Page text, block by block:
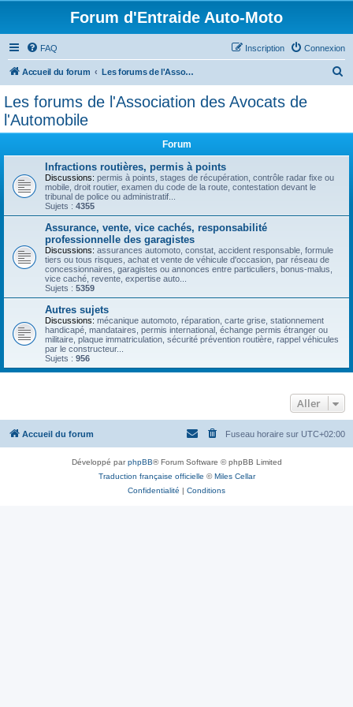
Forum d'Entraide Auto-Moto
FAQ Connexion
Inscription
Accueil du forum Les forums de l'Association des Avocats de l'Automobile
Les forums de l'Association des Avocats de
l'Automobile
Forum
Infractions routières, permis à points
Discussions: permis à points, stages de récupération, contrôle radar fixe ou
mobile, droit routier, examen du code de la route, contestation devant le
tribunal de police ou administratif...
Sujets : 4355
Assurance, vente, vice cachés, responsabilité
professionnelle des garagistes
Discussions: assurances automoto, constat, accident responsable, formule
tiers ou tous risques, achat et vente de véhicule d'occasion, par réseau de
concessionnaires, garagistes ou annonces entre particuliers, bonus-malus,
vice caché, revente, expertise auto...
Sujets : 5359
Autres sujets
Discussions: mécanique automoto, réparation, carte grise, stationnement
handicapé, mandataires, permis international, échange permis étranger ou
militaire, plaque immatriculation, sécurité prévention routière, rappel véhicules
par le constructeur...
Sujets : 956
Aller
Accueil du forum Fuseau horaire sur UTC+02:00
Développé parphpBB® Forum Software © phpBB Limited
Traduction française officielle ©Miles Cellar
Confidentialité | Conditions